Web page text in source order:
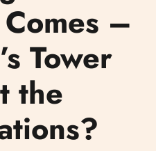
–
Tower
the